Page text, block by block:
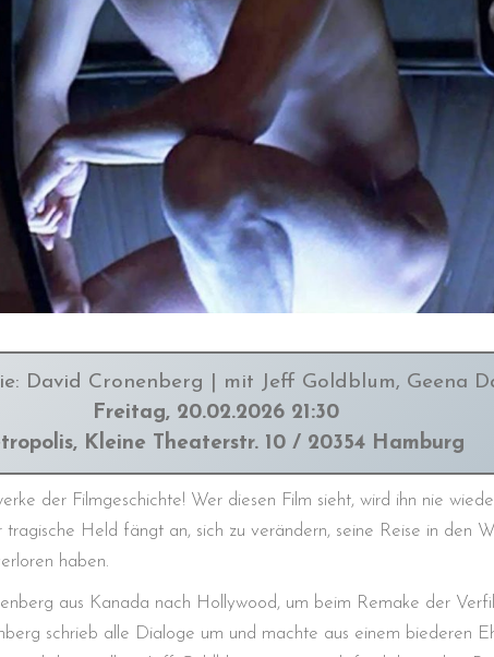
David Cronenberg | mit Jeff Goldblum, Geena
Freitag, 20.02.2026 21:30
Kleine Theaterstr. 10 / 20354 Hamburg
der Filmgeschichte! Wer diesen Film sieht, wird ihn nie
Held fängt an, sich zu verändern, seine Reise in den
haben.
aus Kanada nach Hollywood, um beim Remake der
schrieb alle Dialoge um und machte aus einem biederen